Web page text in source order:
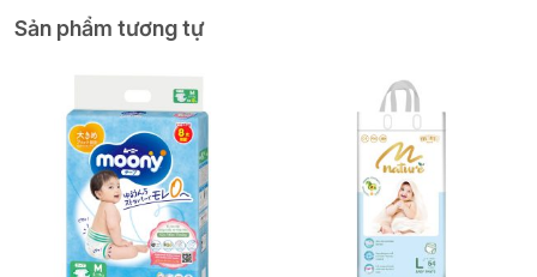
nước ấm.
Dụng cụ hút mũi NASAL Kéo Tay được các bác sĩ nhi khoa và
trung tâm chăm sóc trẻ em tại Thụy Điển khuyên dùng.
nghiên cứu tại Bệnh viện Đại học MAS ở Malmö cho thấy 37
trong số 40 phụ huynh có trải nghiệm rất tích cực khi sử dụng
sản phẩm này cho con mình.
Dụng Cụ Hút Mũi NASAL Kéo Tay
là giải pháp an toàn và hiệu
quả giúp bé yêu dễ thở hơn khi bị nghẹt mũi.
Với thiết kế thông
minh và chất liệu an toàn, sản phẩm xứng đáng có mặt trong tủ
Sản phẩm tương tự